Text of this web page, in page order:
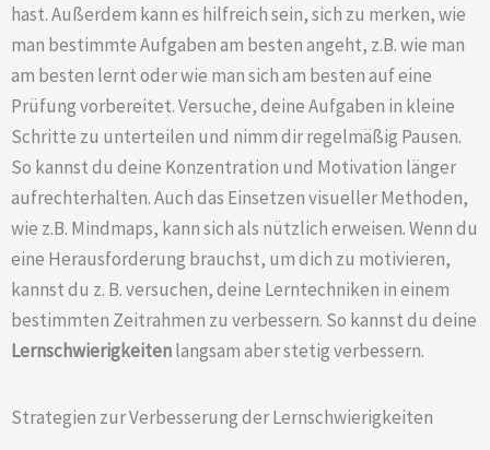
hast. Außerdem kann es hilfreich sein, sich zu merken, wie
man bestimmte Aufgaben am besten angeht, z.B. wie man
am besten lernt oder wie man sich am besten auf eine
Prüfung vorbereitet. Versuche, deine Aufgaben in kleine
Schritte zu unterteilen und nimm dir regelmäßig Pausen.
So kannst du deine Konzentration und Motivation länger
aufrechterhalten. Auch das Einsetzen visueller Methoden,
wie z.B. Mindmaps, kann sich als nützlich erweisen. Wenn du
eine Herausforderung brauchst, um dich zu motivieren,
kannst du z. B. versuchen, deine Lerntechniken in einem
bestimmten Zeitrahmen zu verbessern. So kannst du deine
Lernschwierigkeitenlangsam aber stetig verbessern.
Strategien zur Verbesserung der Lernschwierigkeiten